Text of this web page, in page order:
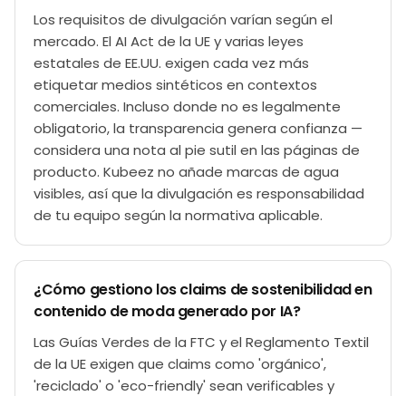
Los requisitos de divulgación varían según el
mercado. El AI Act de la UE y varias leyes
estatales de EE.UU. exigen cada vez más
etiquetar medios sintéticos en contextos
comerciales. Incluso donde no es legalmente
obligatorio, la transparencia genera confianza —
considera una nota al pie sutil en las páginas de
producto. Kubeez no añade marcas de agua
visibles, así que la divulgación es responsabilidad
de tu equipo según la normativa aplicable.
¿Cómo gestiono los claims de sostenibilidad en
contenido de moda generado por IA?
Las Guías Verdes de la FTC y el Reglamento Textil
de la UE exigen que claims como 'orgánico',
'reciclado' o 'eco-friendly' sean verificables y